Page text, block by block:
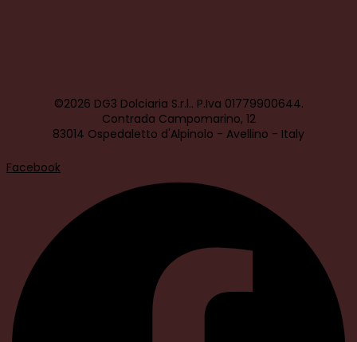
©2026 DG3 Dolciaria S.r.l.. P.Iva 01779900644.
Contrada Campomarino, 12
83014 Ospedaletto d'Alpinolo - Avellino - Italy
Facebook